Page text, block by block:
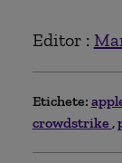
Editor :
Etichete:
crowdstrike